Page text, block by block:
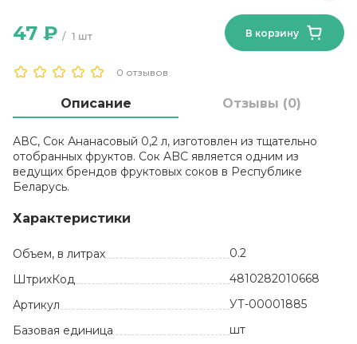
0 отзывов
1 шт
47 ₽ В корзину
Описание Отзывы (0)
АВС, Сок Ананасовый 0,2 л, изготовлен из тщательно
отобранных фруктов. Сок ABC является одним из
ведущих брендов фруктовых соков в Республике
Беларусь.
Характеристики
Объем, в литрах
0.2
ШтрихКод
4810282010668
Артикул
УТ-00001885
Базовая единица
шт